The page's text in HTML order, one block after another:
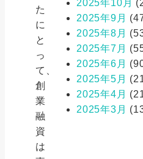
た
に
と
っ
て、
創
業
融
資
は
2025年10月
2025年9月
2025年8月
2025年7月
2025年6月
2025年5月
2025年4月
2025年3月